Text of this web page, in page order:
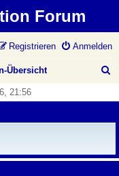
Forum
Anmelden
Registrieren
Übersicht
21:56